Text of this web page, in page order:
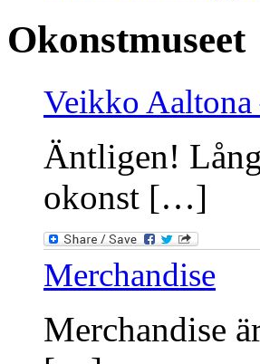
Okonstmuseet
Veikko Aaltona
Äntligen!
okonst […]
Merchandise
Merchandise